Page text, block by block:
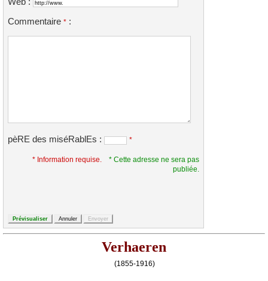
Commentaire * :
pèRE des miséRablEs : *
* Information requise.
* Cette adresse ne sera pas
publiée.
Verhaeren
(1855-1916)